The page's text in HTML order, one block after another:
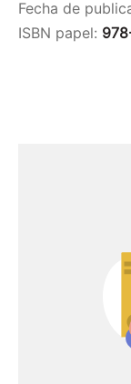
Fecha de
ISBN papel: